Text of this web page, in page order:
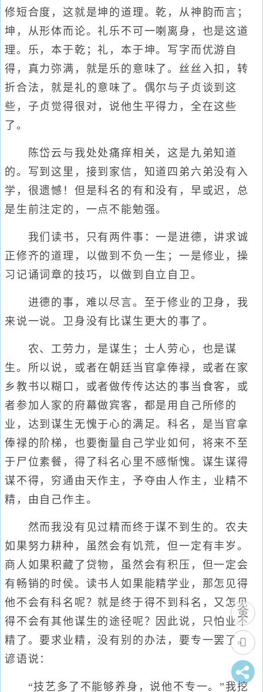
修短合度，这就是坤的道理。乾，从神韵而言；
坤，从形体而论。礼乐不可一喇离身，也是这道
理。乐，本于乾；礼，本于坤。写字而优游自
得，真力弥满，就是乐的意味了。丝丝入扣，转
折合法，就是礼的意味了。偶尔与子贞谈到这
些，子贞觉得很对，说他生平得力，全在这些
了。
陈岱云与我处处痛痒相关，这是九弟知道
的。写到这里，接到家信，知道四弟六弟没有入
学，很遗憾！但是科名的有和没有，早或迟，总
是生前注定的，一点不能勉强。
我们读书，只有两件事：一是进德，讲求诚
正修齐的道理，以做到不负一生；一是修业，操
习记诵词章的技巧，以做到自立自卫。
进德的事，难以尽言。至于修业的卫身，我
来说一说。卫身没有比谋生更大的事了。
农、工劳力，是谋生；士人劳心，也是谋
生。所以说，或者在朝廷当官拿俸禄，或者在家
乡教书以糊口，或者做传传达达的事当食客，或
者参加人家的府幕做宾客，都是用自己所修的
业，达到谋生无愧于心的满足。科名，是当官拿
俸禄的阶梯，也要衡量自己学业如何，将来不至
于尸位素餐，得了科名心里不感惭愧。谋生谋得
谋不得，穷通由天作主，予夺由人作主，业精不
精，由自己作主。
然而我没有见过精而终于谋不到生的。农夫
如果努力耕种，虽然会有饥荒，但一定有丰岁。
商人如果积藏了贷物，虽然会有积压，但一定会
有畅销的时侯。读书人如果能精学业，那怎见得
他不会有科名呢？就是终于得不到科名，又怎见
得不会有其他谋生的途径呢？因此说，只怕业不
精了。要求业精，没有别的办法，要专一罢了。
谚语说：
“技艺多了不能够养身，说他不专一。”我挖